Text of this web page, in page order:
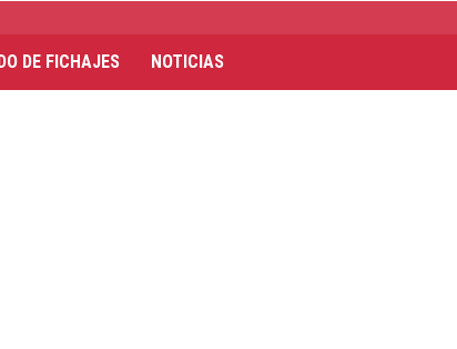
DE FICHAJES NOTICIAS